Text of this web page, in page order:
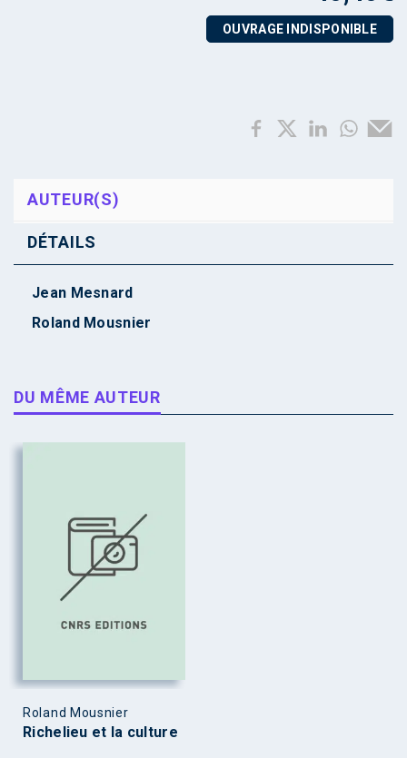
OUVRAGE INDISPONIBLE
AUTEUR(S)
DÉTAILS
Jean Mesnard
Roland Mousnier
DU MÊME AUTEUR
Roland Mousnier
Richelieu et la culture